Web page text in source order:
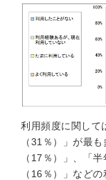
利用頻度に関して
（31％）」が最
（17％）」、「
（16％）」など